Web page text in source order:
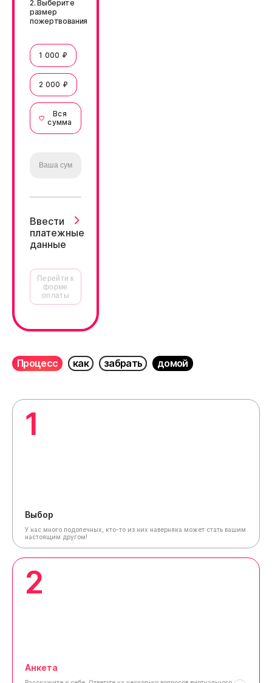
2. Выберите
размер
пожертвования
1 000 ₽
2 000 ₽
Вся
сумма
Ввести
платежные
данные
Перейти к
форме
оплаты
Процесс как забрать домой
1
Выбор
У нас много подопечных, кто-то из них наверняка может стать вашим
настоящим другом!
2
Анкета